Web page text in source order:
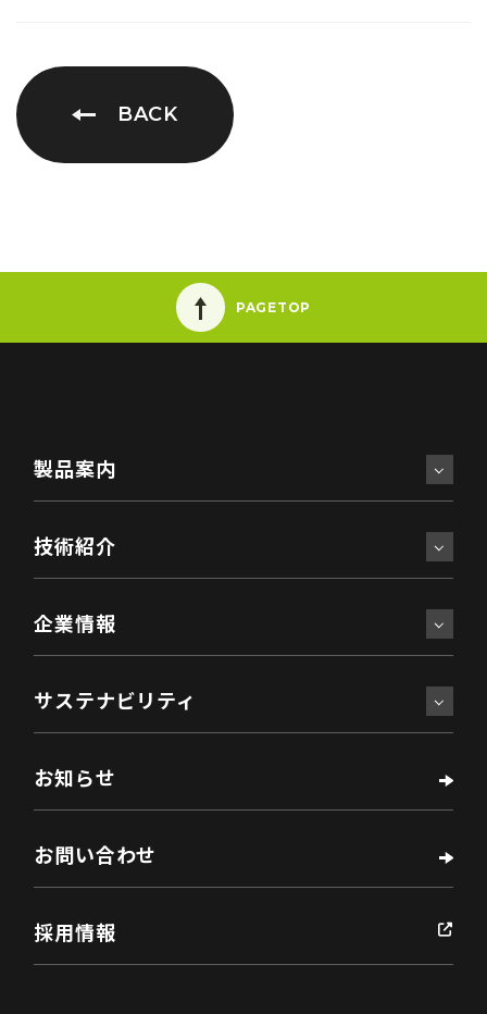
BACK
PAGETOP
製品案内
技術紹介
企業情報
サステナビリティ
お知らせ
お問い合わせ
採用情報